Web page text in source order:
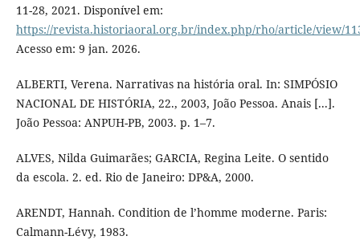
11-28, 2021. Disponível em:
https://revista.historiaoral.org.br/index.php/rho/article/view/
Acesso em: 9 jan. 2026.
ALBERTI, Verena. Narrativas na história oral. In: SIMPÓSIO
NACIONAL DE HISTÓRIA, 22., 2003, João Pessoa. Anais [...].
João Pessoa: ANPUH-PB, 2003. p. 1–7.
ALVES, Nilda Guimarães; GARCIA, Regina Leite. O sentido
da escola. 2. ed. Rio de Janeiro: DP&A, 2000.
ARENDT, Hannah. Condition de l’homme moderne. Paris:
Calmann-Lévy, 1983.